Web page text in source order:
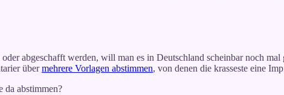
abgeschafft werden, will man es in Deutschland scheinbar noch
übermehrere Vorlagen abstimmen, von denen die krasseste eine
da abstimmen?